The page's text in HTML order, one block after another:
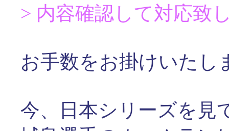
> 内容確認して対応致
お手数をお掛けいたし
今、日本シリーズを見